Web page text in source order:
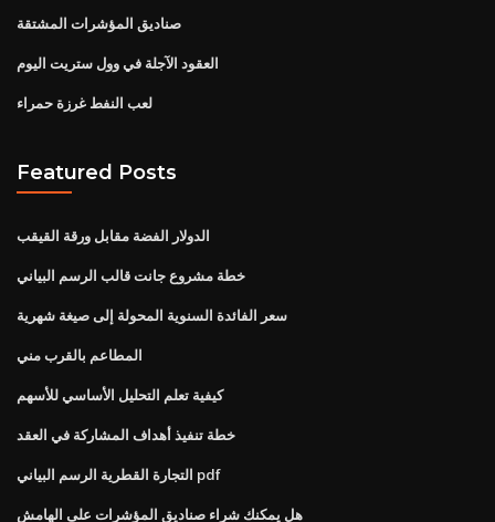
صناديق المؤشرات المشتقة
العقود الآجلة في وول ستريت اليوم
لعب النفط غرزة حمراء
Featured Posts
الدولار الفضة مقابل ورقة القيقب
خطة مشروع جانت قالب الرسم البياني
سعر الفائدة السنوية المحولة إلى صيغة شهرية
المطاعم بالقرب مني
كيفية تعلم التحليل الأساسي للأسهم
خطة تنفيذ أهداف المشاركة في العقد
التجارة القطرية الرسم البياني pdf
هل يمكنك شراء صناديق المؤشرات على الهامش